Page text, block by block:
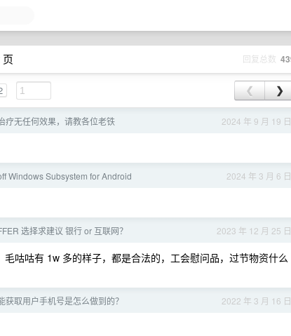
回复总数
❮ ❯
2024 年 9 月 19 日
疗无任何效果，请教各位老铁
2024 年 3 月 6 日
Windows Subsystem for Android
2023 年 12 月 25 日
选择求建议 银行 or 互联网？
咕咕有 1w 多的样子，都是合法的，工会慰问品，过节物资什么
2022 年 3 月 16 日
取用户手机号是怎么做到的？